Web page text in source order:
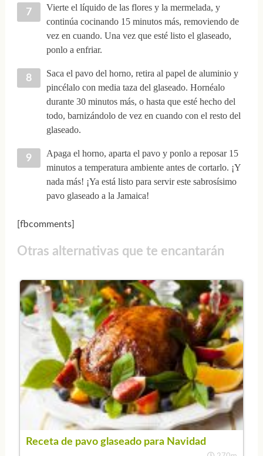
Vierte el líquido de las flores y la mermelada, y
continúa cocinando 15 minutos más, removiendo de
vez en cuando. Una vez que esté listo el glaseado,
ponlo a enfriar.
Saca el pavo del horno, retira al papel de aluminio y
pincélalo con media taza del glaseado. Hornéalo
durante 30 minutos más, o hasta que esté hecho del
todo, barnizándolo de vez en cuando con el resto del
glaseado.
Apaga el horno, aparta el pavo y ponlo a reposar 15
minutos a temperatura ambiente antes de cortarlo. ¡Y
nada más! ¡Ya está listo para servir este sabrosísimo
pavo glaseado a la Jamaica!
[fbcomments]
Otras alternativas que te encantarán
Receta de pavo glaseado para Navidad